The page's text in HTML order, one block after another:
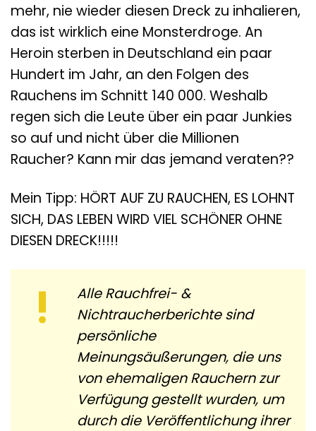
mehr, nie wieder diesen Dreck zu inhalieren,
das ist wirklich eine Monsterdroge. An
Heroin sterben in Deutschland ein paar
Hundert im Jahr, an den Folgen des
Rauchens im Schnitt 140 000. Weshalb
regen sich die Leute über ein paar Junkies
so auf und nicht über die Millionen
Raucher? Kann mir das jemand veraten??
Mein Tipp: HÖRT AUF ZU RAUCHEN, ES LOHNT
SICH, DAS LEBEN WIRD VIEL SCHÖNER OHNE
DIESEN DRECK!!!!!
Alle Rauchfrei- &
Nichtraucherberichte sind
persönliche
Meinungsäußerungen, die uns
von ehemaligen Rauchern zur
Verfügung gestellt wurden, um
durch die Veröffentlichung ihrer